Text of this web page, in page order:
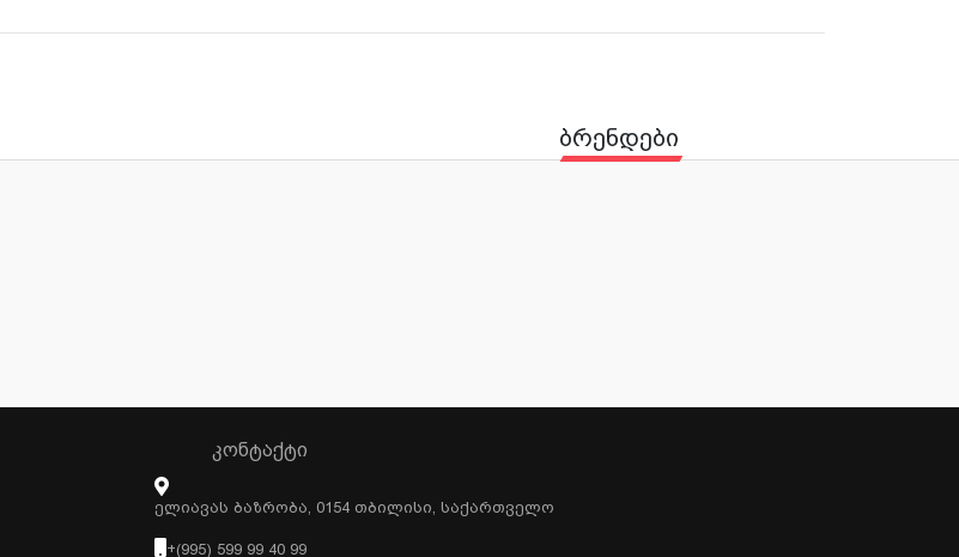
ბრენდები
ᲙᲝᲜᲢᲐᲥᲢᲘ
Ელიავას Ბაზრობა, 0154 Თბილისი, Საქართველო
+(995) 599 99 40 99